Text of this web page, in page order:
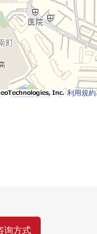
利用規約
询方式